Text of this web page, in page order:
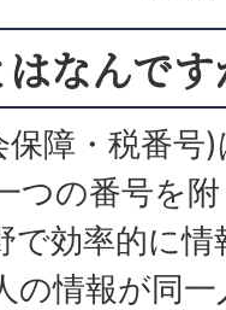
なんで
障・税番号
つの番号を
で効率的に
の情報が同